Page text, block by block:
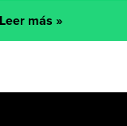
Leer más »